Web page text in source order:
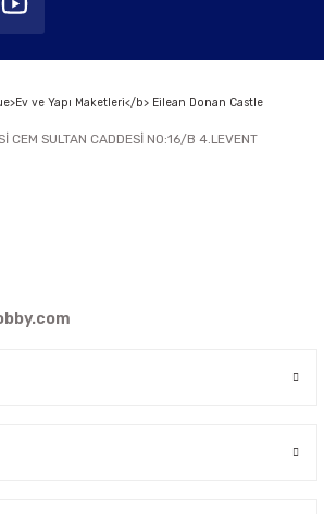
CEM SULTAN CADDESİ NO:16/B 4.LEVENT